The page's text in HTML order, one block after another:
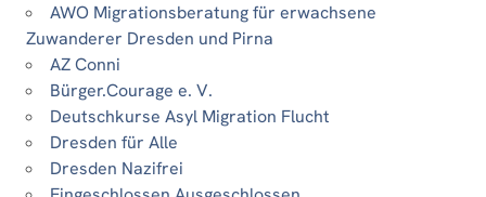
AWO Migrationsberatung für erwachsene
Zuwanderer Dresden und Pirna
AZ Conni
Bürger.Courage e. V.
Deutschkurse Asyl Migration Flucht
Dresden für Alle
Dresden Nazifrei